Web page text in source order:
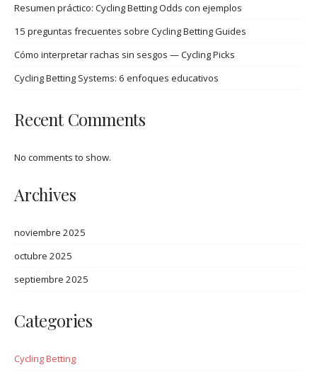
Resumen práctico: Cycling Betting Odds con ejemplos
15 preguntas frecuentes sobre Cycling Betting Guides
Cómo interpretar rachas sin sesgos — Cycling Picks
Cycling Betting Systems: 6 enfoques educativos
Recent Comments
No comments to show.
Archives
noviembre 2025
octubre 2025
septiembre 2025
Categories
Cycling Betting